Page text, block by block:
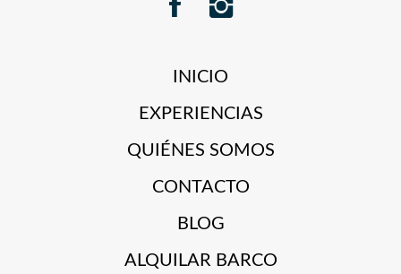
INICIO
EXPERIENCIAS
QUIÉNES SOMOS
CONTACTO
BLOG
ALQUILAR BARCO